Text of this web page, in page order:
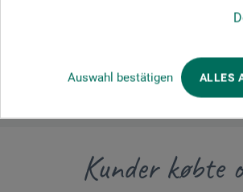
Auswahl bestätigen ALLES
pm@boesner.com
Kunder købte